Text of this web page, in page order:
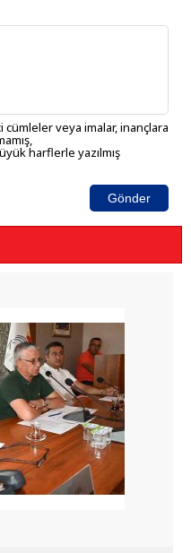
veya imalar, inançlara
harflerle yazılmış
Gönder